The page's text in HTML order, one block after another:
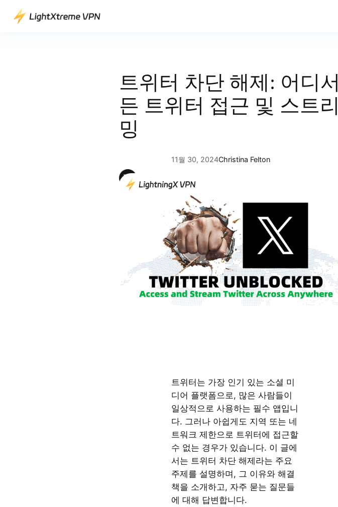
트위터 차단 해제: 어디서
든 트위터 접근 및 스트리
밍
11월 30, 2024Christina Felton
트위터는 가장 인기 있는 소셜 미
디어 플랫폼으로, 많은 사람들이
일상적으로 사용하는 필수 앱입니
다. 그러나 아쉽게도 지역 또는 네
트워크 제한으로 트위터에 접근할
수 없는 경우가 있습니다. 이 글에
서는 트위터 차단 해제라는 주요
주제를 설명하며, 그 이유와 해결
책을 소개하고, 자주 묻는 질문들
에 대해 답변합니다.